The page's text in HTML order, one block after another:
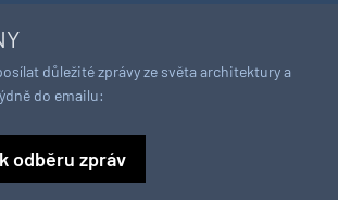
důležité zprávy ze světa architektury a
do emailu:
odběru zpráv